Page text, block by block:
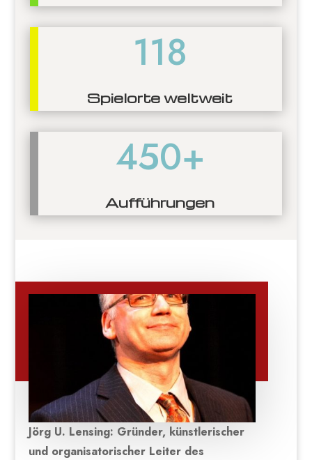
118
Spielorte weltweit
450+
Aufführungen
Jörg U. Lensing: Gründer, künstlerischer
und organisatorischer Leiter des